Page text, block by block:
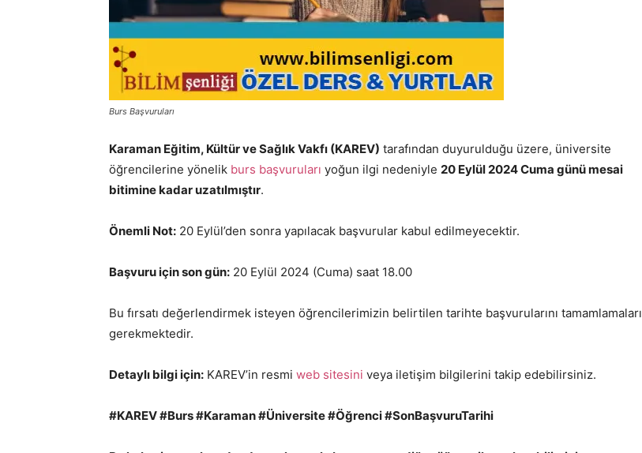
Burs Başvuruları
Karaman Eğitim, Kültür ve Sağlık Vakfı (KAREV) tarafından duyurulduğu üzere, üniversite
öğrencilerine yönelik burs başvuruları yoğun ilgi nedeniyle 20 Eylül 2024 Cuma günü mesai
bitimine kadar uzatılmıştır.
Önemli Not: 20 Eylül’den sonra yapılacak başvurular kabul edilmeyecektir.
Başvuru için son gün: 20 Eylül 2024 (Cuma) saat 18.00
Bu fırsatı değerlendirmek isteyen öğrencilerimizin belirtilen tarihte başvurularını tamamlamaları
gerekmektedir.
Detaylı bilgi için: KAREV’in resmi web sitesini veya iletişim bilgilerini takip edebilirsiniz.
#KAREV #Burs #Karaman #Üniversite #Öğrenci #SonBaşvuruTarihi